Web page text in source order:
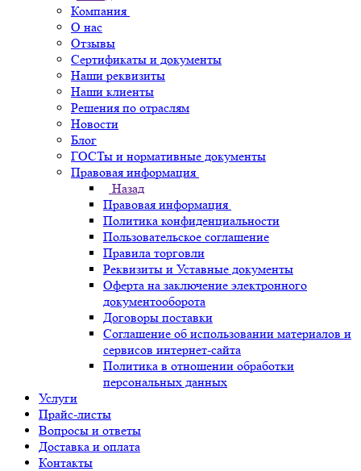
Компания
О нас
Отзывы
Сертификаты и документы
Наши реквизиты
Наши клиенты
Решения по отраслям
Новости
Блог
ГОСТы и нормативные документы
Правовая информация
Назад
Правовая информация
Политика конфиденциальности
Пользовательское соглашение
Правила торговли
Реквизиты и Уставные документы
Оферта на заключение электронного
документооборота
Договоры поставки
Соглашение об использовании материалов и
сервисов интернет-сайта
Политика в отношении обработки
персональных данных
Услуги
Прайс-листы
Вопросы и ответы
Доставка и оплата
Контакты